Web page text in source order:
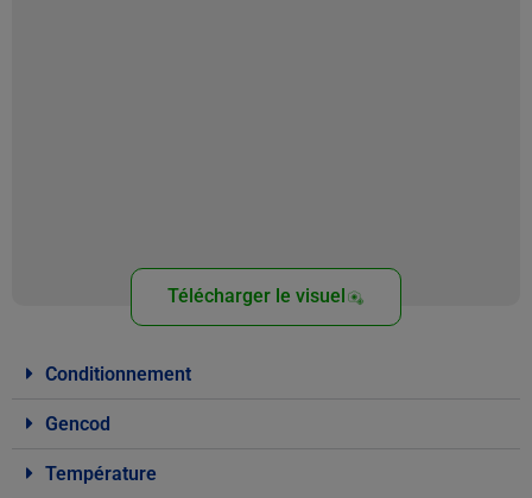
Télécharger le visuel
Conditionnement
Gencod
Température